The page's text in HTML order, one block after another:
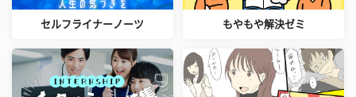
セルフライナーノーツ もやもや解決ゼミ